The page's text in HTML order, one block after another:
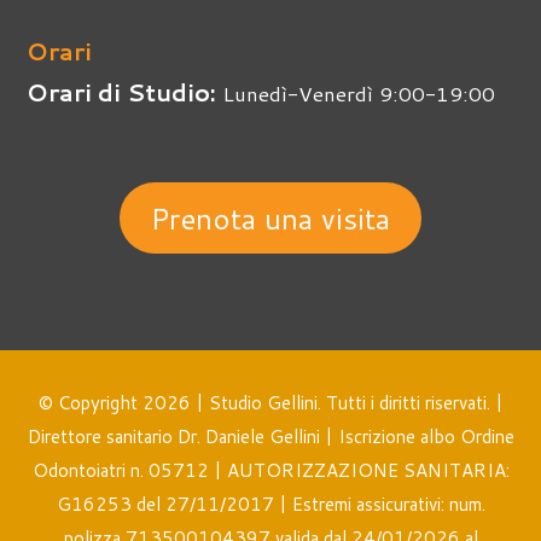
Orari
Orari di Studio: Lunedì-Venerdì 9:00-19:00
Prenota una visita
© Copyright 2026 | Studio Gellini. Tutti i diritti riservati. |
Direttore sanitario Dr. Daniele Gellini | Iscrizione albo Ordine
Odontoiatri n. 05712 | AUTORIZZAZIONE SANITARIA:
G16253 del 27/11/2017 | Estremi assicurativi: num.